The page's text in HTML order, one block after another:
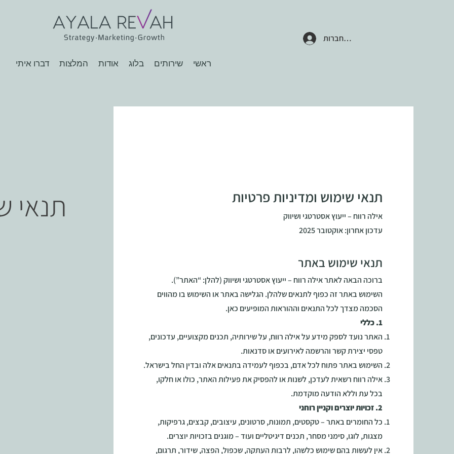
להתחברות
ראשי שירותים בלוג אודות המלצות דברו איתי
תנאי
תנאי שימוש ומדיניות פרטיות
אילה רווח – ייעוץ אסטרטגי ושיווק
עדכון אחרון: אוקטובר 2025
תנאי שימוש באתר
ברוכה הבאה לאתר אילה רווח – ייעוץ אסטרטגי ושיווק (להלן: “האתר”).
השימוש באתר זה כפוף לתנאים שלהלן. הגלישה באתר או השימוש בו מהווים
הסכמה מצדך לכל התנאים וההוראות המופיעים כאן.
1. כללי
האתר נועד לספק מידע על אילה רווח, על שירותיה, תכנים מקצועיים, עדכונים,
טפסי יצירת קשר והרשמה לאירועים או סדנאות.
השימוש באתר פתוח לכל אדם, בכפוף לעמידה בתנאים אלה ובדין החל בישראל.
אילה רווח רשאית לעדכן, לשנות או להפסיק את פעילות האתר, כולו או חלקו,
בכל עת וללא הודעה מוקדמת.
2. זכויות יוצרים וקניין רוחני
כל החומרים באתר – טקסטים, תמונות, סרטונים, עיצובים, קבצים, גרפיקות,
מצגות, לוגו, סימני מסחר, תכנים דיגיטליים ועוד – מוגנים בזכויות יוצרים.
אין לעשות בהם שימוש כלשהו, לרבות העתקה, שכפול, הפצה, שידור, תרגום,